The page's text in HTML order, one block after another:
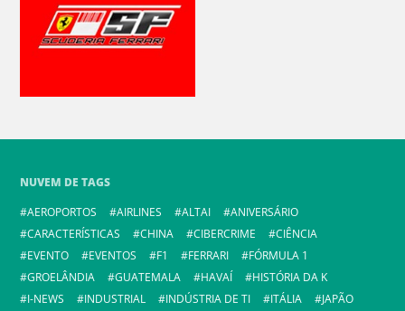
NUVEM DE TAGS
AEROPORTOS
AIRLINES ALTAI
ANIVERSÁRIO
CARACTERÍSTICAS
CHINA CIBERCRIME
CIÊNCIA
EVENTO
EVENTOS F1 FERRARI
FÓRMULA 1
GROELÂNDIA
GUATEMALA HAVAÍ
HISTÓRIA DA K
I-NEWS
INDUSTRIAL INDÚSTRIA DE TI ITÁLIA
JAPÃO